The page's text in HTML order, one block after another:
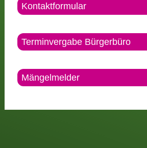
Kontaktformular
Terminvergabe Bürgerbüro
Mängelmelder